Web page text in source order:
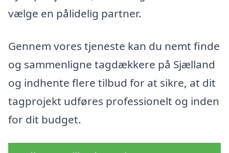
vælge en pålidelig partner.
Gennem vores tjeneste kan du nemt finde
og sammenligne tagdækkere på Sjælland
og indhente flere tilbud for at sikre, at dit
tagprojekt udføres professionelt og inden
for dit budget.